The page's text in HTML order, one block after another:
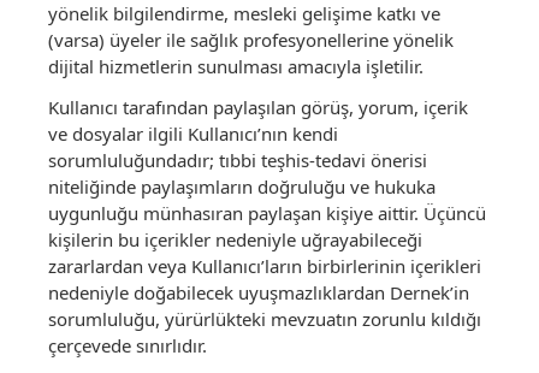
yönelik bilgilendirme, mesleki gelişime katkı ve
(varsa) üyeler ile sağlık profesyonellerine yönelik
dijital hizmetlerin sunulması amacıyla işletilir.
Kullanıcı tarafından paylaşılan görüş, yorum, içerik
ve dosyalar ilgili Kullanıcı’nın kendi
sorumluluğundadır; tıbbi teşhis-tedavi önerisi
niteliğinde paylaşımların doğruluğu ve hukuka
uygunluğu münhasıran paylaşan kişiye aittir. Üçüncü
kişilerin bu içerikler nedeniyle uğrayabileceği
zararlardan veya Kullanıcı’ların birbirlerinin içerikleri
nedeniyle doğabilecek uyuşmazlıklardan Dernek’in
sorumluluğu, yürürlükteki mevzuatın zorunlu kıldığı
çerçevede sınırlıdır.